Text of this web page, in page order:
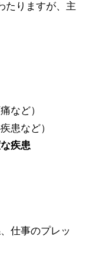
たりますが、主
など）
患など）
疾患
仕事のプレッ